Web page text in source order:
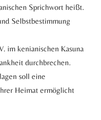
Sprichwort heißt.
Selbstbestimmung
im kenianischen Kasuna
durchbrechen.
soll eine
Heimat ermöglicht